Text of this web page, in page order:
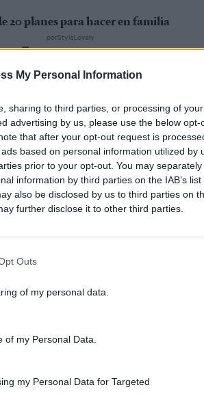
My Personal Information
sharing to third parties, or processing of
advertising by us, please use the below opt-
that after your opt-out request is
based on personal information utilized by
prior to your opt-out. You may
information by third parties on the IAB’s
also be disclosed by us to third parties on
further disclose it to other third parties.
Outs
of my personal data.
my Personal Data.
my Personal Data for Targeted
20 planes para hacer en familia
porStyleLovely
niños·planes·tiempo libre